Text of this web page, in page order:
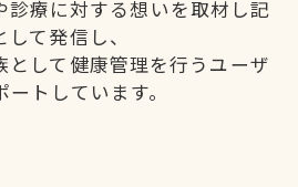
診療に対する想いを取材し記
して発信し、
として健康管理を行うユーザ
ートしています。